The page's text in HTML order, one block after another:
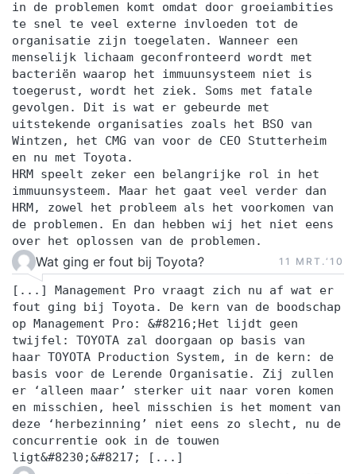
in de problemen komt omdat door groeiambities
te snel te veel externe invloeden tot de
organisatie zijn toegelaten. Wanneer een
menselijk lichaam geconfronteerd wordt met
bacteriën waarop het immuunsysteem niet is
toegerust, wordt het ziek. Soms met fatale
gevolgen. Dit is wat er gebeurde met
uitstekende organisaties zoals het BSO van
Wintzen, het CMG van voor de CEO Stutterheim
en nu met Toyota.
HRM speelt zeker een belangrijke rol in het
immuunsysteem. Maar het gaat veel verder dan
HRM, zowel het probleem als het voorkomen van
de problemen. En dan hebben wij het niet eens
over het oplossen van de problemen.
Wat ging er fout bij Toyota? 11 MRT.‘10
[...] Management Pro vraagt zich nu af wat er
fout ging bij Toyota. De kern van de boodschap
op Management Pro: &#8216;Het lijdt geen
twijfel: TOYOTA zal doorgaan op basis van
haar TOYOTA Production System, in de kern: de
basis voor de Lerende Organisatie. Zij zullen
er ‘alleen maar’ sterker uit naar voren komen
en misschien, heel misschien is het moment van
deze ‘herbezinning’ niet eens zo slecht, nu de
concurrentie ook in de touwen
ligt&#8230;&#8217; [...]